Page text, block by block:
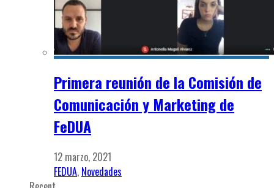
Primera reunión de la Comisión de
Comunicación y Marketing de
FeDUA
12 marzo, 2021
FEDUA, Novedades